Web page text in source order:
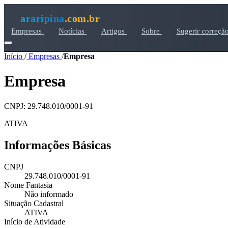
araripina.com.br
Empresas Notícias Artigos Sobre Sugerir
Início /Empresas /Empresa
Empresa
CNPJ: 29.748.010/0001-91
ATIVA
Informações Básicas
CNPJ
29.748.010/0001-91
Nome Fantasia
Não informado
Situação Cadastral
ATIVA
Início de Atividade